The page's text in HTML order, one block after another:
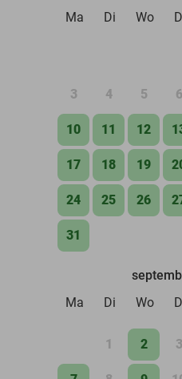
Ma Di Wo
3 4 5 6
10 11 12
17 18 19
24 25 26
31
Ma
Di Wo
1 2 3